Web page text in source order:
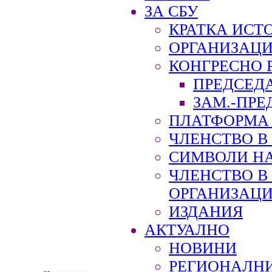
ЗА СБУ
КРАТКА
КОНГРЕСНО
ЗАМ.-
ПЛАТФОРМА
ЧЛЕНСТВО В
СИМВОЛИ
ЧЛЕНСТВО
ИЗДАНИЯ
АКТУАЛНО
НОВИНИ